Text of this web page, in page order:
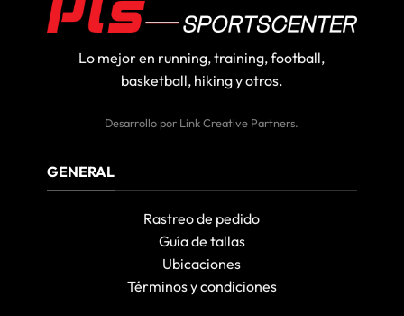
Lo mejor en running, training, football,
basketball, hiking y otros.
Desarrollo por Link Creative Partners.
GENERAL
Rastreo de pedido
Guía de tallas
Ubicaciones
Términos y condiciones